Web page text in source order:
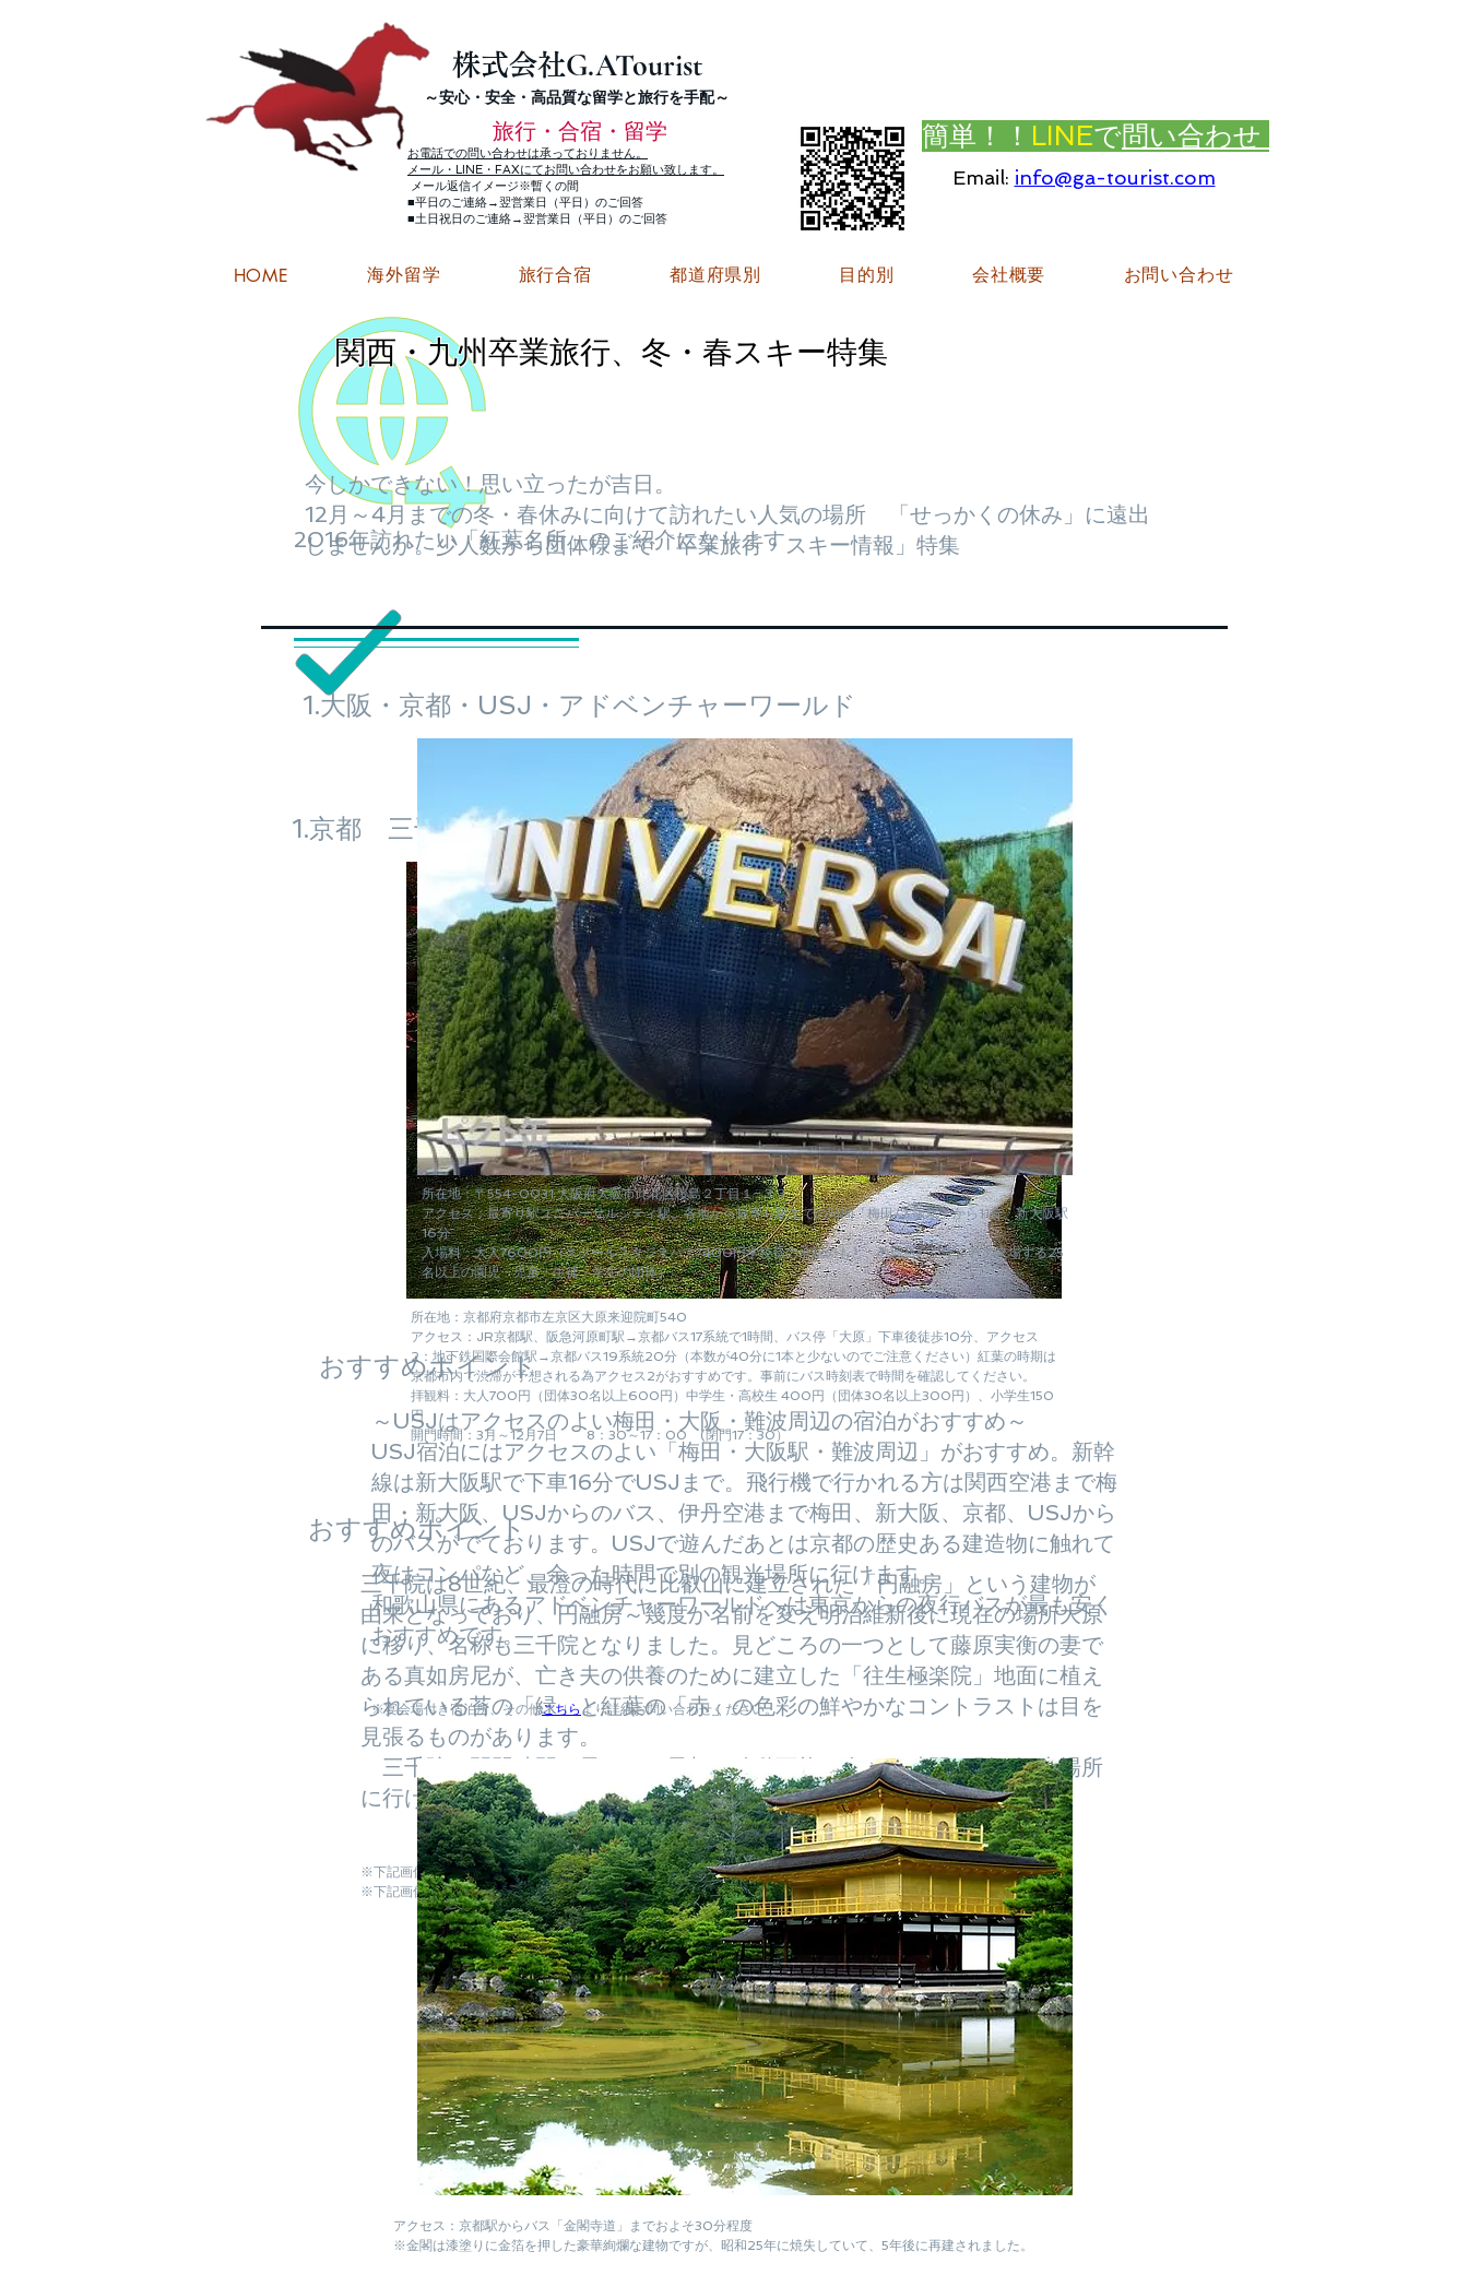
株式会社G.ATourist
​～安心・安全・高品質な留学と旅行を手配～
旅行・合宿・留学
お電話での問い合わせは承っておりません。
メール・LINE・FAXにてお問い合わせをお願い致します。
メール返信イメージ※暫くの間
■平日のご連絡→翌営業日（平日）のご回答
■土日祝日のご連絡→翌営業日（平日）のご回答
簡単！！ LINEで問い合わせ
Email: info@ga-tourist.com
HOME 海外留学 旅行合宿 都道府県別 目的別 会社概要 お問い合わせ
関西・九州卒業旅行、冬・春スキー特集
2016年訪れたい「紅葉名所」のご紹介になります
1.京都 三千院
所在地：京都府京都市左京区大原来迎院町540
アクセス：JR京都駅、阪急河原町駅→京都バス17系統で1時間、バス停「大原」下車後徒歩10分、アクセス
2：地下鉄国際会館駅→京都バス19系統20分（本数が40分に1本と少ないのでご注意ください）紅葉の時期は
京都市内で渋滞が予想される為アクセス2がおすすめです。事前にバス時刻表で時間を確認してください。
拝観料：大人700円（団体30名以上600円）中学生・高校生 400円（団体30名以上300円）、小学生150
円
開門時間：3月～12月7日 8：30～17：00 (閉門17：30）
おすすめポイント
三千院は8世紀、最澄の時代に比叡山に建立された「円融房」という建物が
由来となっており、円融房～幾度か名前を変え明治維新後に現在の場所大原
に移り、名称も三千院となりました。
見どころの一つとして藤原実衡の妻で
ある真如房尼が、亡き夫の供養のために建立した「往生極楽院」地面に植え
られている苔の「緑」と紅葉の「赤」の色彩の鮮やかなコントラストは目を
見張るものがあります。
三千院は開門時間が早いので早朝に移動可能。余った時間で別の観光場所
に行けます。園内散策は1時間程度です。
※下記画像順序は表題から距離が近い順番・文字列の順番で画像が並んでおります。
※下記画像には詳細ページがない施設がございます。詳細はお問い合わせください。
今しかできない！思い立ったが吉日。
12月～4月までの冬・春休みに向けて訪れたい人気の場所 「せっかくの休み」に遠出
しませんか。少人数から団体様まで「卒業旅行・スキー情報」特集
1.大阪・京都・USJ・アドベンチャーワールド
所在地：〒554-0031 大阪府大阪市此花区桜島２丁目１−３３
アクセス：最寄り駅ユニバーサルシティ駅。各地から最寄り駅までの時間「梅田/大阪駅」から11分。新大阪駅
16分
入場料：大人7600円（スクールスタジオパス7400円学校長の承認のもと、教職員が引率されて来場する25
名以上の園児・児童・生徒・学生の団体）
おすすめポイント
～USJはアクセスのよい梅田・大阪・難波周辺の宿泊がおすすめ～
USJ宿泊にはアクセスのよい「梅田・大阪駅・難波周辺」がおすすめ。新幹
線は新大阪駅で下車16分でUSJまで。飛行機で行かれる方は関西空港まで梅
田・新大阪、USJからのバス、伊丹空港まで梅田、新大阪、京都、USJから
のバスがでております。USJで遊んだあとは京都の歴史ある建造物に触れて
夜はコンパなど、余った時間で別の観光場所に行けます。
和歌山県にあるアドベンチャーワールドへは東京からの夜行バスが最も安く
おすすめです。
※宴会場付き宿泊所、その他こちら より詳細お問い合わせください。
アクセス：京都駅からバス「金閣寺道」までおよそ30分程度
※金閣は漆塗りに金箔を押した豪華絢爛な建物ですが、昭和25年に焼失していて、5年後に再建されました。